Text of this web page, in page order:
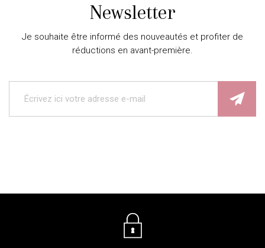
Newsletter
Je souhaite être informé des nouveautés et profiter de
réductions en avant-première.